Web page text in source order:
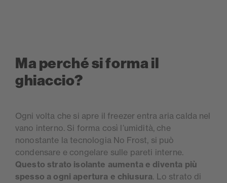
Ma perché si forma il
ghiaccio?
Ogni volta che si apre il freezer entra aria calda nel
vano interno. Si forma così l’umidità, che
nonostante la tecnologia No Frost, si può
condensare e congelare sulle pareti interne.
Questo strato isolante aumenta e diventa più
spesso a ogni apertura e chiusura. Lo strato di